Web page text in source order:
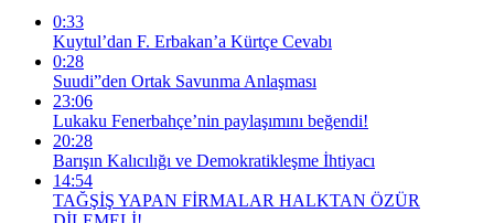
0:33
Kuytul’dan F. Erbakan’a Kürtçe Cevabı
0:28
Suudi”den Ortak Savunma Anlaşması
23:06
Lukaku Fenerbahçe’nin paylaşımını beğendi!
20:28
Barışın Kalıcılığı ve Demokratikleşme İhtiyacı
14:54
TAĞŞİŞ YAPAN FİRMALAR HALKTAN ÖZÜR